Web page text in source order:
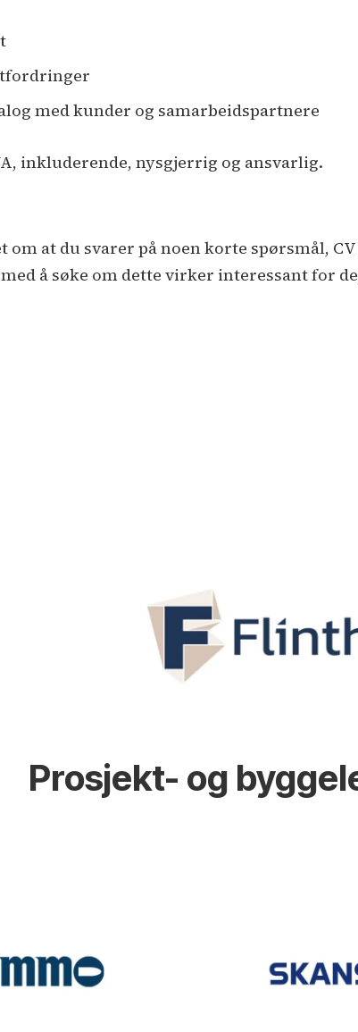
med kunder og samarbeidspartnere
inkluderende, nysgjerrig og ansvarlig.
om at du svarer på noen korte spørsmål,
å søke om dette virker interessant for
Prosjekt- og